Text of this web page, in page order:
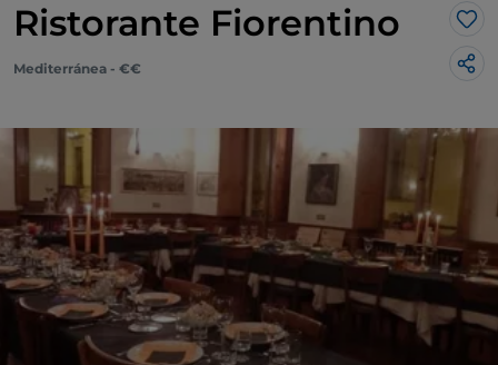
Ristorante Fiorentino Me
Mediterránea - €€